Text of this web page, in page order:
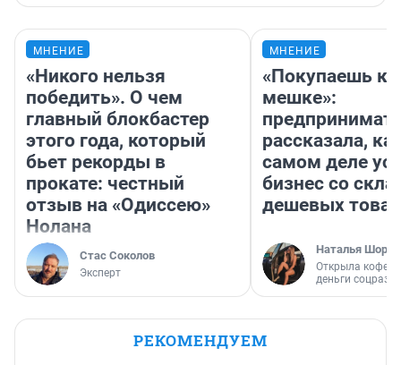
МНЕНИЕ
«Никого нельзя
победить». О чем
главный блокбастер
этого года, который
бьет рекорды в
прокате: честный
отзыв на «Одиссею»
Нолана
Стас Соколов
Эксперт
МНЕНИЕ
«Покупаешь
мешке»:
рассказала,
самом деле
бизнес со
дешевых
Наталья
Открыла
деньги
РЕКОМЕНДУЕМ